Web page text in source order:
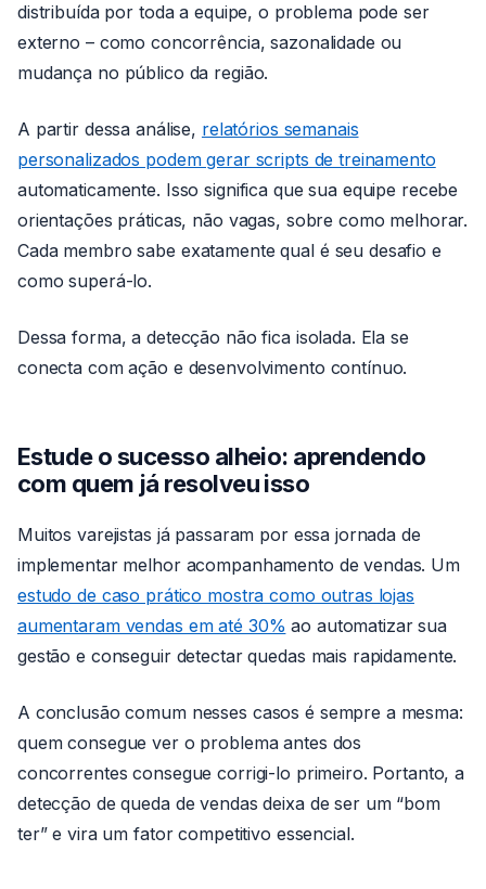
distribuída por toda a equipe, o problema pode ser
externo – como concorrência, sazonalidade ou
mudança no público da região.
A partir dessa análise, relatórios semanais
personalizados podem gerar scripts de treinamento
automaticamente. Isso significa que sua equipe recebe
orientações práticas, não vagas, sobre como melhorar.
Cada membro sabe exatamente qual é seu desafio e
como superá-lo.
Dessa forma, a detecção não fica isolada. Ela se
conecta com ação e desenvolvimento contínuo.
Estude o sucesso alheio: aprendendo
com quem já resolveu isso
Muitos varejistas já passaram por essa jornada de
implementar melhor acompanhamento de vendas. Um
estudo de caso prático mostra como outras lojas
aumentaram vendas em até 30% ao automatizar sua
gestão e conseguir detectar quedas mais rapidamente.
A conclusão comum nesses casos é sempre a mesma:
quem consegue ver o problema antes dos
concorrentes consegue corrigi-lo primeiro. Portanto, a
detecção de queda de vendas deixa de ser um “bom
ter” e vira um fator competitivo essencial.